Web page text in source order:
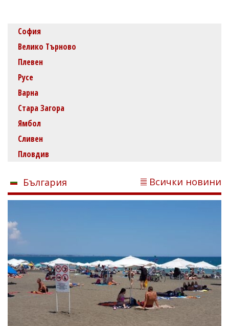
София
Велико Търново
Плевен
Русе
Варна
Стара Загора
Ямбол
Сливен
Пловдив
България Всички новини